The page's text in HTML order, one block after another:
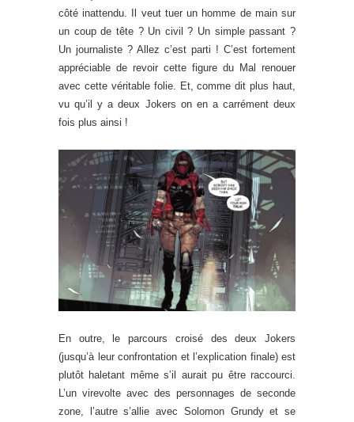
côté inattendu. Il veut tuer un homme de main sur
un coup de tête ? Un civil ? Un simple passant ?
Un journaliste ? Allez c’est parti ! C’est fortement
appréciable de revoir cette figure du Mal renouer
avec cette véritable folie. Et, comme dit plus haut,
vu qu’il y a deux Jokers on en a carrément deux
fois plus ainsi !
En outre, le parcours croisé des deux Jokers
(jusqu’à leur confrontation et l’explication finale) est
plutôt haletant même s’il aurait pu être raccourci.
L’un virevolte avec des personnages de seconde
zone, l’autre s’allie avec Solomon Grundy et se